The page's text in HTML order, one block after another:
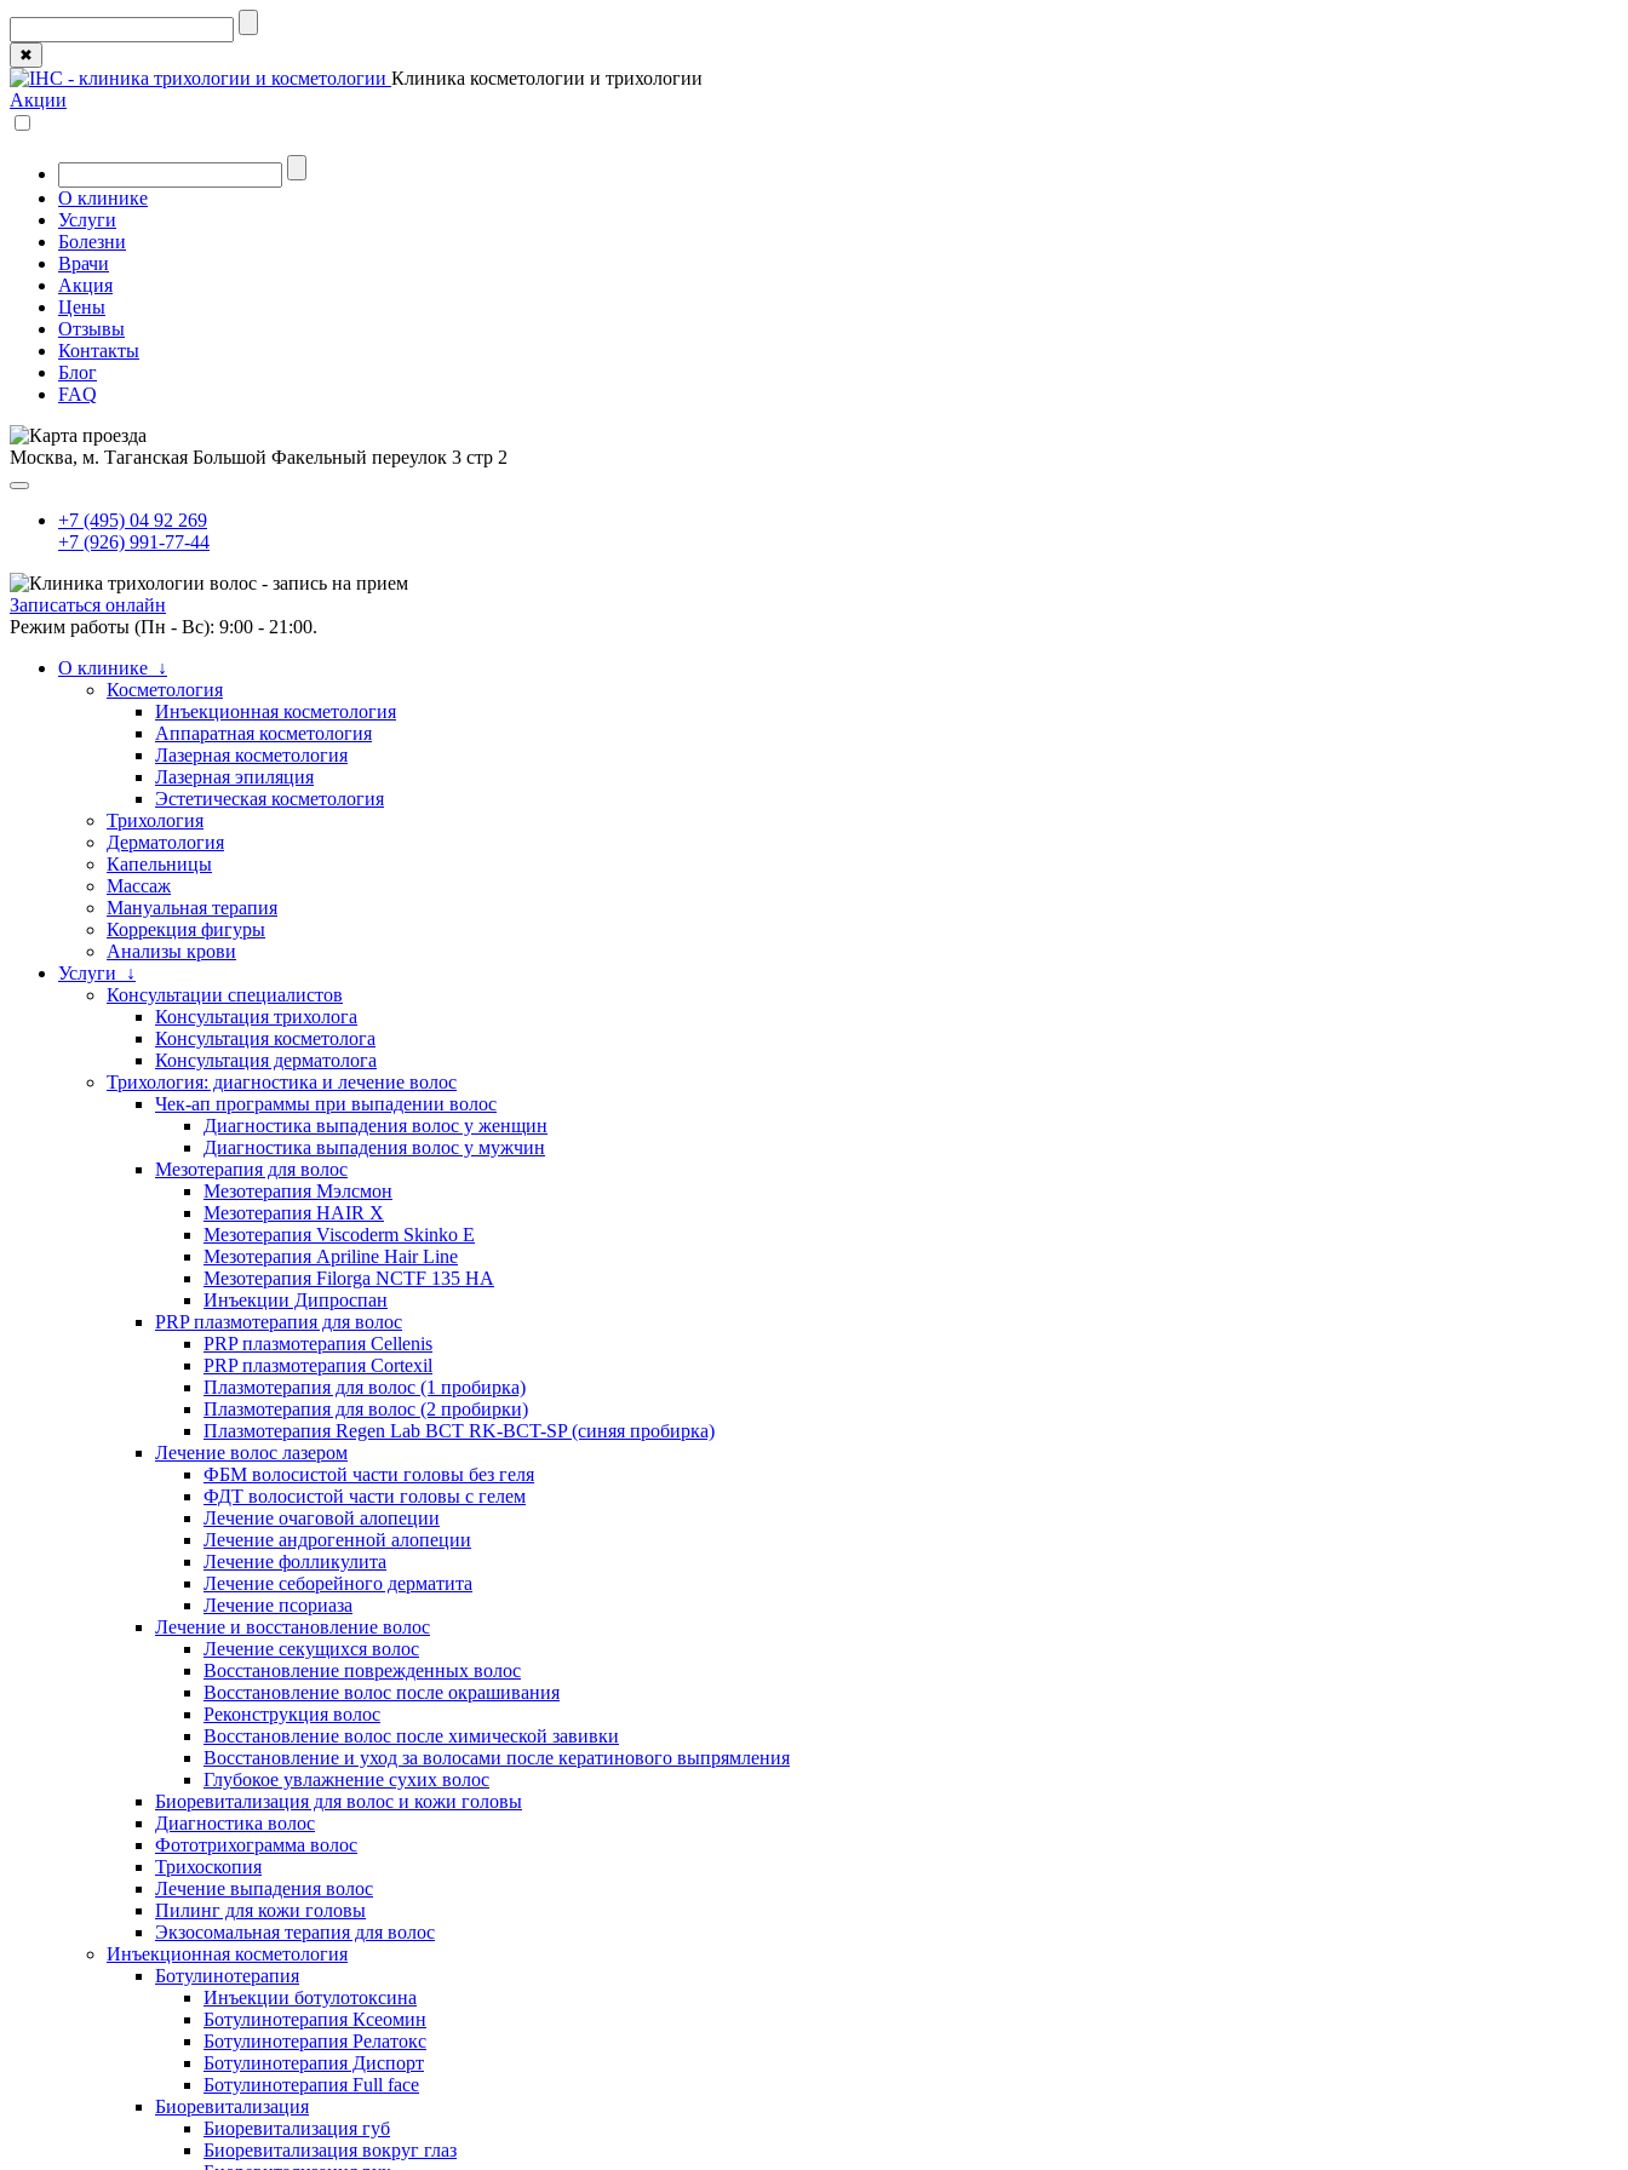
✖
Клиника косметологии и трихологии
Акции
О клинике
Услуги
Болезни
Врачи
Акция
Цены
Отзывы
Контакты
Блог
FAQ
Москва, м. Таганская Большой Факельный переулок 3 стр 2
+7 (495) 04 92 269
+7 (926) 991-77-44
Записаться онлайн
Режим работы (Пн - Вс): 9:00 - 21:00.
О клинике ↓
Косметология
Инъекционная косметология
Аппаратная косметология
Лазерная косметология
Лазерная эпиляция
Эстетическая косметология
Трихология
Дерматология
Капельницы
Массаж
Мануальная терапия
Коррекция фигуры
Анализы крови
Услуги ↓
Консультации специалистов
Консультация трихолога
Консультация косметолога
Консультация дерматолога
Трихология: диагностика и лечение волос
Чек-ап программы при выпадении волос
Диагностика выпадения волос у женщин
Диагностика выпадения волос у мужчин
Мезотерапия для волос
Мезотерапия Мэлсмон
Мезотерапия HAIR X
Мезотерапия Viscoderm Skinko E
Мезотерапия Apriline Hair Line
Мезотерапия Filorga NCTF 135 HA
Инъекции Дипроспан
PRP плазмотерапия для волос
PRP плазмотерапия Cellenis
PRP плазмотерапия Cortexil
Плазмотерапия для волос (1 пробирка)
Плазмотерапия для волос (2 пробирки)
Плазмотерапия Regen Lab BCT RK-BCT-SP (синяя пробирка)
Лечение волос лазером
ФБМ волосистой части головы без геля
ФДТ волосистой части головы с гелем
Лечение очаговой алопеции
Лечение андрогенной алопеции
Лечение фолликулита
Лечение себорейного дерматита
Лечение псориаза
Лечение и восстановление волос
Лечение секущихся волос
Восстановление поврежденных волос
Восстановление волос после окрашивания
Реконструкция волос
Восстановление волос после химической завивки
Восстановление и уход за волосами после кератинового выпрямления
Глубокое увлажнение сухих волос
Биоревитализация для волос и кожи головы
Диагностика волос
Фототрихограмма волос
Трихоскопия
Лечение выпадения волос
Пилинг для кожи головы
Экзосомальная терапия для волос
Инъекционная косметология
Ботулинотерапия
Инъекции ботулотоксина
Ботулинотерапия Ксеомин
Ботулинотерапия Релатокс
Ботулинотерапия Диспорт
Ботулинотерапия Full face
Биоревитализация
Биоревитализация губ
Биоревитализация вокруг глаз